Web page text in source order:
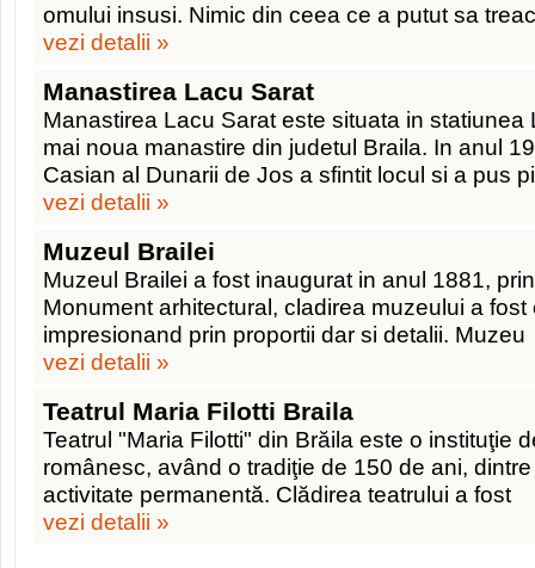
omului insusi. Nimic din ceea ce a putut sa
vezi detalii »
Manastirea Lacu Sarat
Manastirea Lacu Sarat este situata in statiunea
mai noua manastire din judetul Braila. In anul
Casian al Dunarii de Jos a sfintit locul si a pus
vezi detalii »
Muzeul Brailei
Muzeul Brailei a fost inaugurat in anul 1881,
Monument arhitectural, cladirea muzeului a
impresionand prin proportii dar si detalii. Muzeu
vezi detalii »
Teatrul Maria Filotti Braila
Teatrul "Maria Filotti" din Brăila este o instituţie
românesc, având o tradiţie de 150 de ani,
activitate permanentă. Clădirea teatrului a fost
vezi detalii »